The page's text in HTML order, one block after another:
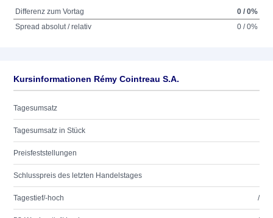
Differenz zum Vortag
0 / 0%
Spread absolut / relativ
0 / 0%
Kursinformationen Rémy Cointreau S.A.
Tagesumsatz
Tagesumsatz in Stück
Preisfeststellungen
Schlusspreis des letzten Handelstages
Tagestief/-hoch /